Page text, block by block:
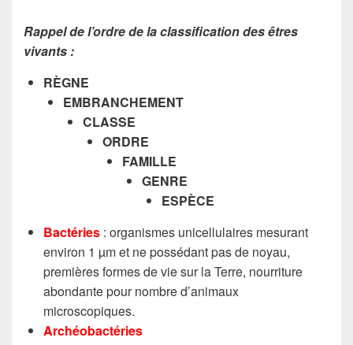
Rappel de l’ordre de la classification des êtres
vivants :
RÈGNE
EMBRANCHEMENT
CLASSE
ORDRE
FAMILLE
GENRE
ESPÈCE
Bactéries : organismes unicellulaires mesurant
environ 1 µm et ne possédant pas de noyau,
premières formes de vie sur la Terre, nourriture
abondante pour nombre d’animaux
microscopiques.
Archéobactéries